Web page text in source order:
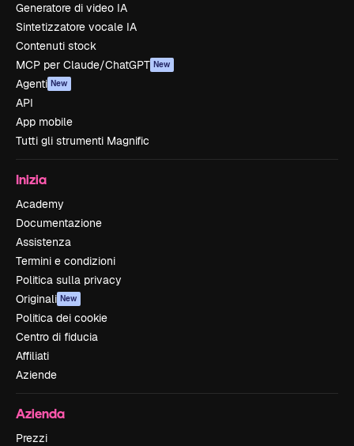
Generatore di video IA
Sintetizzatore vocale IA
Contenuti stock
MCP per Claude/ChatGPT New
Agenti New
API
App mobile
Tutti gli strumenti Magnific
Inizia
Academy
Documentazione
Assistenza
Termini e condizioni
Politica sulla privacy
Originali New
Politica dei cookie
Centro di fiducia
Affiliati
Aziende
Azienda
Prezzi